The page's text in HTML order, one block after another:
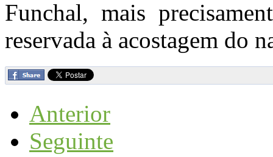
Funchal, mais
reservada à acostagem do
Anterior
Seguinte